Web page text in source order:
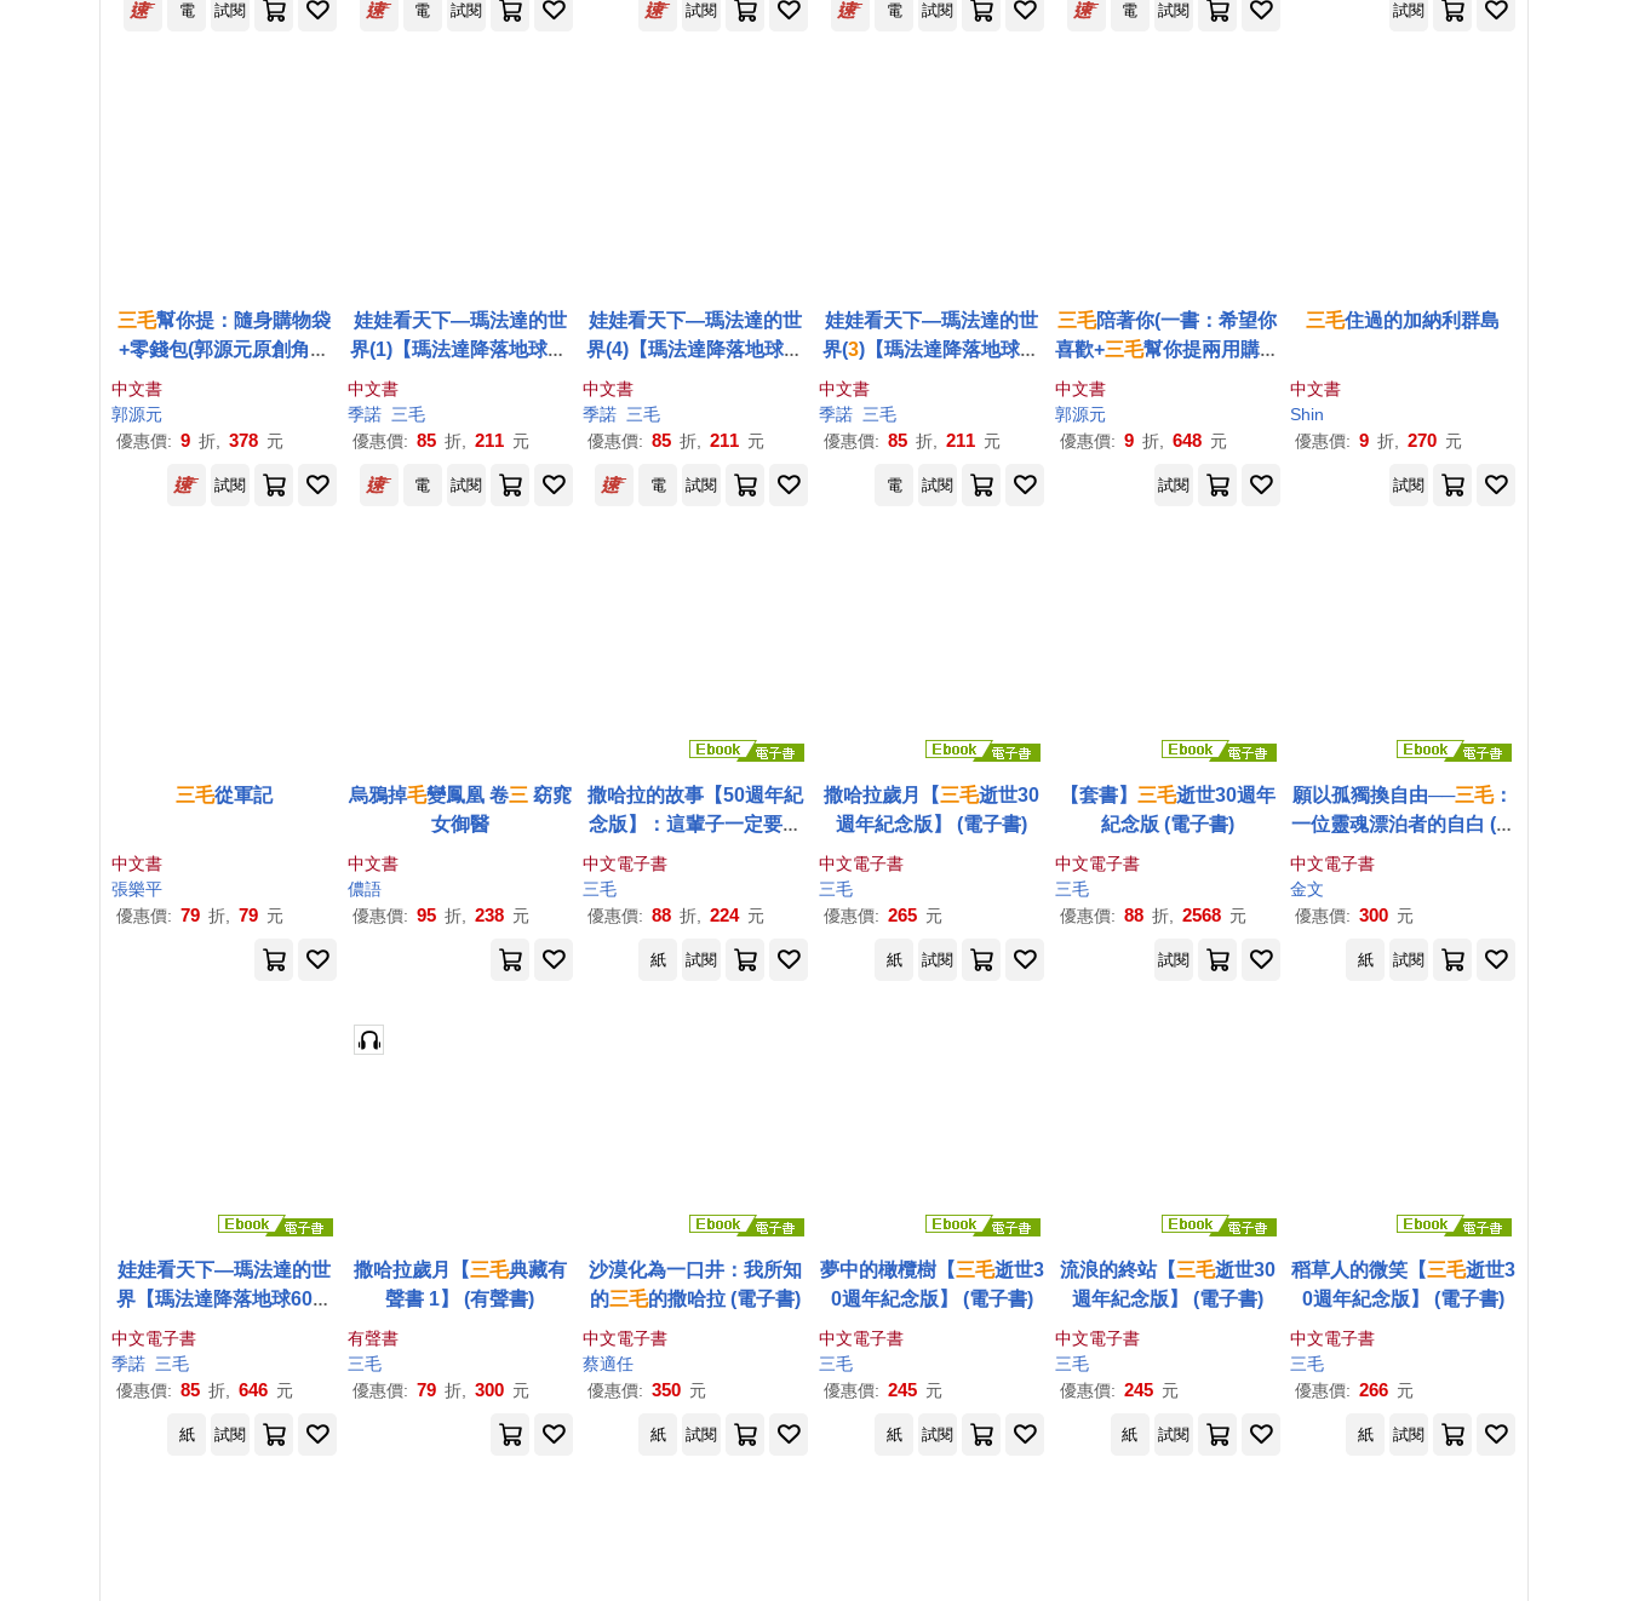
特別附贈典藏卡6款一組!
電 試閱 電 試閱 試閱 電 試閱 電 試閱 試閱
三毛幫你提：隨身購物袋
+零錢包(郭源元原創角色
中文書
郭源元
優惠價: 9 折, 378 元
娃娃看天下—瑪法達的世
界(1)【瑪法達降落地球60
週年紀念版】：阿根廷國
寶級漫畫大師最不朽的經
典作品，三毛
精心翻譯，
中文書
季諾 三毛
優惠價: 85 折, 211 元
娃娃看天下—瑪法達的世
界(4)【瑪法達降落地球60
週年紀念版】：阿根廷國
寶級漫畫大師最不朽的經
典作品，三毛
精心翻譯，
中文書
季諾 三毛
優惠價: 85 折, 211 元
娃娃看天下—瑪法達的世
界(3)【瑪法達降落地球60
週年紀念版】：阿根廷國
寶級漫畫大師最不朽的經
典作品，三毛
精心翻譯，
中文書
季諾 三毛
優惠價: 85 折, 211 元
三毛陪著你(一書：希望你
喜歡+三毛幫你提兩用購物
中文書
郭源元
優惠價: 9 折, 648 元
三毛住過的加納利群島
中文書
Shin
優惠價: 9 折, 270 元
試閱 電 試閱 電 試閱 電 試閱 試閱 試閱
三毛從軍記
中文書
張樂平
優惠價: 79 折, 79 元
烏鴉掉毛變鳳凰 卷三 窈窕
女御醫
中文書
儂語
優惠價: 95 折, 238 元
撒哈拉的故事【50週年紀
念版】：這輩子一定要讀
的一本三毛
金句╳珍藏私章╳〈撒哈
拉之心〉手稿╳阿雍小鎮
中文電子書
三毛
優惠價: 88 折, 224 元
撒哈拉歲月【三毛逝世30
週年紀念版】 (電子書)
中文電子書
三毛
優惠價: 265 元
【套書】 三毛逝世30週年
紀念版 (電子書)
中文電子書
三毛
優惠價: 88 折, 2568 元
願以孤獨換自由──三毛：
一位靈魂漂泊者的自白 (電
中文電子書
金文
優惠價: 300 元
紙 試閱 紙 試閱 試閱 紙 試閱
娃娃看天下—瑪法達的世
界【瑪法達降落地球60週
年紀念版.珍藏套書】：阿
根廷國寶級漫畫大師最不
朽的經典作品，三毛
中文電子書
季諾 三毛
優惠價: 85 折, 646 元
撒哈拉歲月【三毛典藏有
聲書 1】 (有聲書)
有聲書
三毛
優惠價: 79 折, 300 元
沙漠化為一口井：我所知
的三毛的撒哈拉 (電子書)
中文電子書
蔡適任
優惠價: 350 元
夢中的橄欖樹【三毛逝世3
0週年紀念版】 (電子書)
中文電子書
三毛
優惠價: 245 元
流浪的終站【三毛逝世30
週年紀念版】 (電子書)
中文電子書
三毛
優惠價: 245 元
稻草人的微笑【三毛逝世3
0週年紀念版】 (電子書)
中文電子書
三毛
優惠價: 266 元
紙 試閱 紙 試閱 紙 試閱 紙 試閱 紙 試閱